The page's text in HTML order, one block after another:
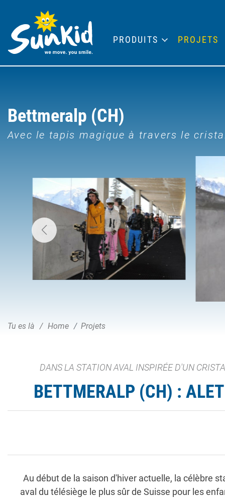
Bettmeralp (CH)
Avec le tapis magique à travers le
Tu es là Home Projets
DANS LA STATION AVAL INSPIRÉE D'UN
BETTMERALP (CH) :
Au début de la saison d'hiver actuelle, la célèbre
aval du télésiège le plus sûr de Suisse pour les
PRODUITS PROJETS